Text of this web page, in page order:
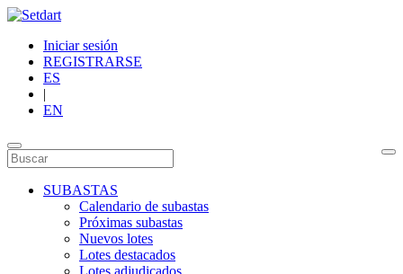
Iniciar sesión
REGISTRARSE
ES
|
EN
SUBASTAS
Calendario de subastas
Próximas subastas
Nuevos lotes
Lotes destacados
Lotes adjudicados